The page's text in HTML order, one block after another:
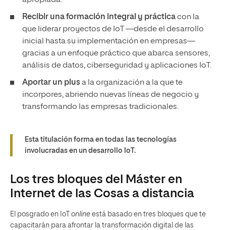
Recibir una formación integral y prácticacon la
que liderar proyectos de IoT —desde el desarrollo
inicial hasta su implementación en empresas—
gracias a un enfoque práctico que abarca sensores,
análisis de datos, ciberseguridad y aplicaciones IoT.
Aportar un plusa la organización a la que te
incorpores, abriendo nuevas líneas de negocio y
transformando las empresas tradicionales.
Esta titulación forma en todas las tecnologías
involucradas en un desarrollo IoT.
Los tres bloques del Máster en
Internet de las Cosas a distancia
El posgrado en IoT online está basado en tres bloques que te
capacitarán para afrontar la transformación digital de las